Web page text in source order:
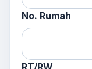
No. Rumah
RT/RW